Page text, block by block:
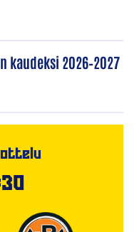
kaudeksi 2026–2027